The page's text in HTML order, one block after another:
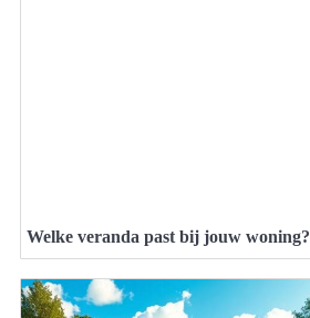
Welke veranda past bij jouw woning?